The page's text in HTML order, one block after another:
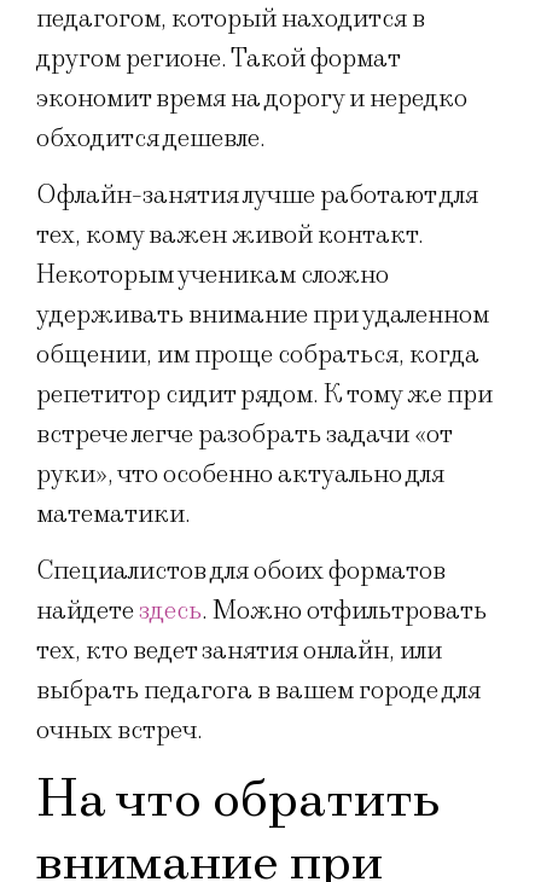
педагогом, который находится в
другом регионе. Такой формат
экономит время на дорогу и нередко
обходится дешевле.
Офлайн-занятия лучше работают для
тех, кому важен живой контакт.
Некоторым ученикам сложно
удерживать внимание при удаленном
общении, им проще собраться, когда
репетитор сидит рядом. К тому же при
встрече легче разобрать задачи «от
руки», что особенно актуально для
математики.
Специалистов для обоих форматов
найдетездесь. Можно отфильтровать
тех, кто ведет занятия онлайн, или
выбрать педагога в вашем городе для
очных встреч.
На что обратить
внимание при